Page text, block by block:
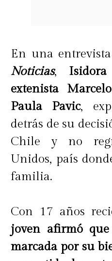
accesorio como
para crear este
¿Te gustaría
inteligente?
El tiempo cada
entre la
del tiempo que
domésticas. Al
tiene solución.
En una
Noticias,
extenista
Paula Pavic,
detrás de su
Chile y no
Unidos, país
familia.
Con 17 años
joven afirmó
marcada por su